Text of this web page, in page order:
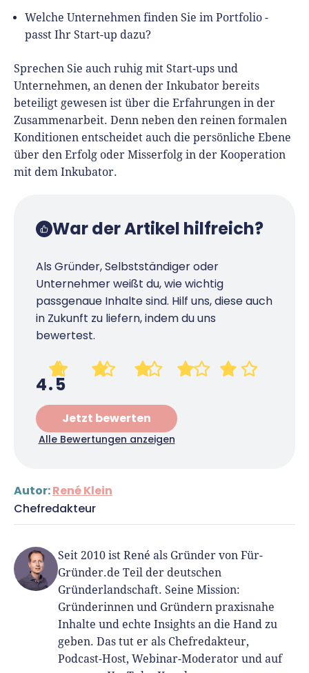
Welche Unternehmen finden Sie im Portfolio -
passt Ihr Start-up dazu?
Sprechen Sie auch ruhig mit Start-ups und
Unternehmen, an denen der Inkubator bereits
beteiligt gewesen ist über die Erfahrungen in der
Zusammenarbeit. Denn neben den reinen formalen
Konditionen entscheidet auch die persönliche Ebene
über den Erfolg oder Misserfolg in der Kooperation
mit dem Inkubator.
War der Artikel hilfreich?
Als Gründer, Selbstständiger oder
Unternehmer weißt du, wie wichtig
passgenaue Inhalte sind. Hilf uns, diese auch
in Zukunft zu liefern, indem du uns
bewertest.
4.5
Jetzt bewerten
Alle Bewertungen anzeigen
Autor:René Klein
Chefredakteur
Seit 2010 ist René als Gründer von Für-
Gründer.de Teil der deutschen
Gründerlandschaft. Seine Mission:
Gründerinnen und Gründern praxisnahe
Inhalte und echte Insights an die Hand zu
geben. Das tut er als Chefredakteur,
Podcast-Host, Webinar-Moderator und auf